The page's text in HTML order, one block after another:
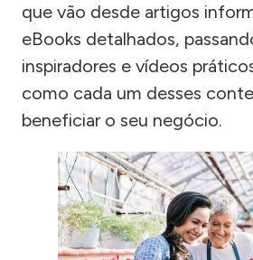
que vão desde artigos
eBooks detalhados,
inspiradores e vídeos
como cada um desses
beneficiar o seu negócio.